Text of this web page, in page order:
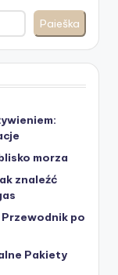
Paieška
morza
znaleźć
po
Pakiety